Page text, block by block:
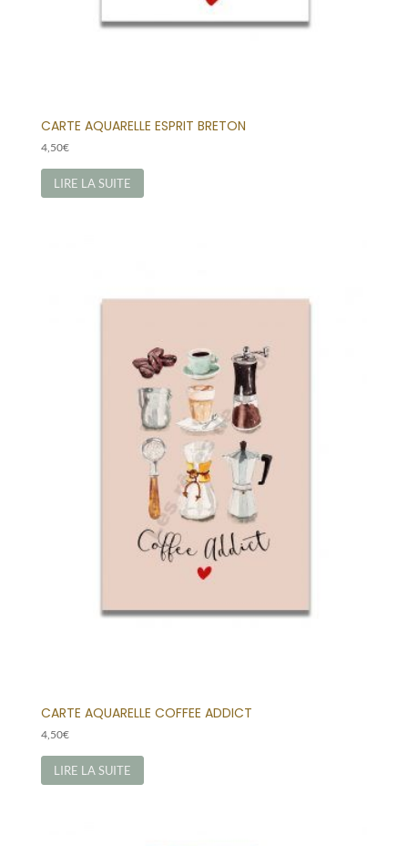
CARTE AQUARELLE ESPRIT BRETON
4,50€
LIRE LA SUITE
CARTE AQUARELLE COFFEE ADDICT
4,50€
LIRE LA SUITE